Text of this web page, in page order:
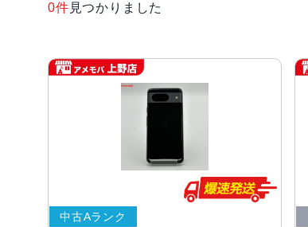
0件 見つかりました
中古Aランク